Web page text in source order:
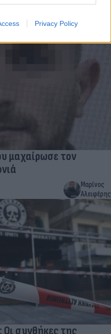
Privacy Policy
μαχαίρωσε τον
Μαρίνος
Αλειφέρης
συνθήκες της